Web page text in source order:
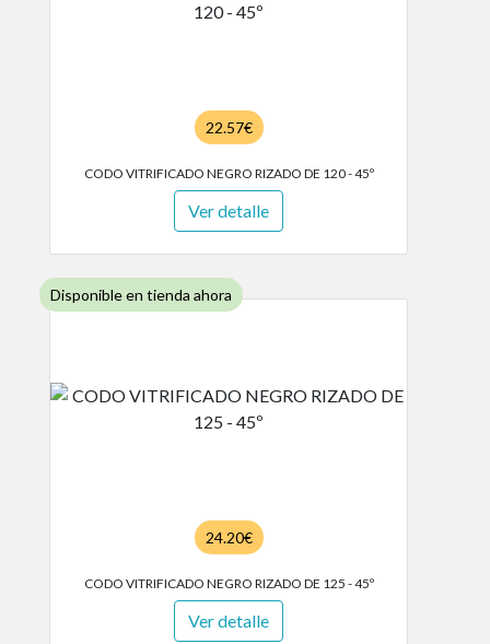
22.57€
CODO VITRIFICADO NEGRO RIZADO DE 120 - 45º
Ver detalle
Disponible en tienda ahora
24.20€
CODO VITRIFICADO NEGRO RIZADO DE 125 - 45º
Ver detalle